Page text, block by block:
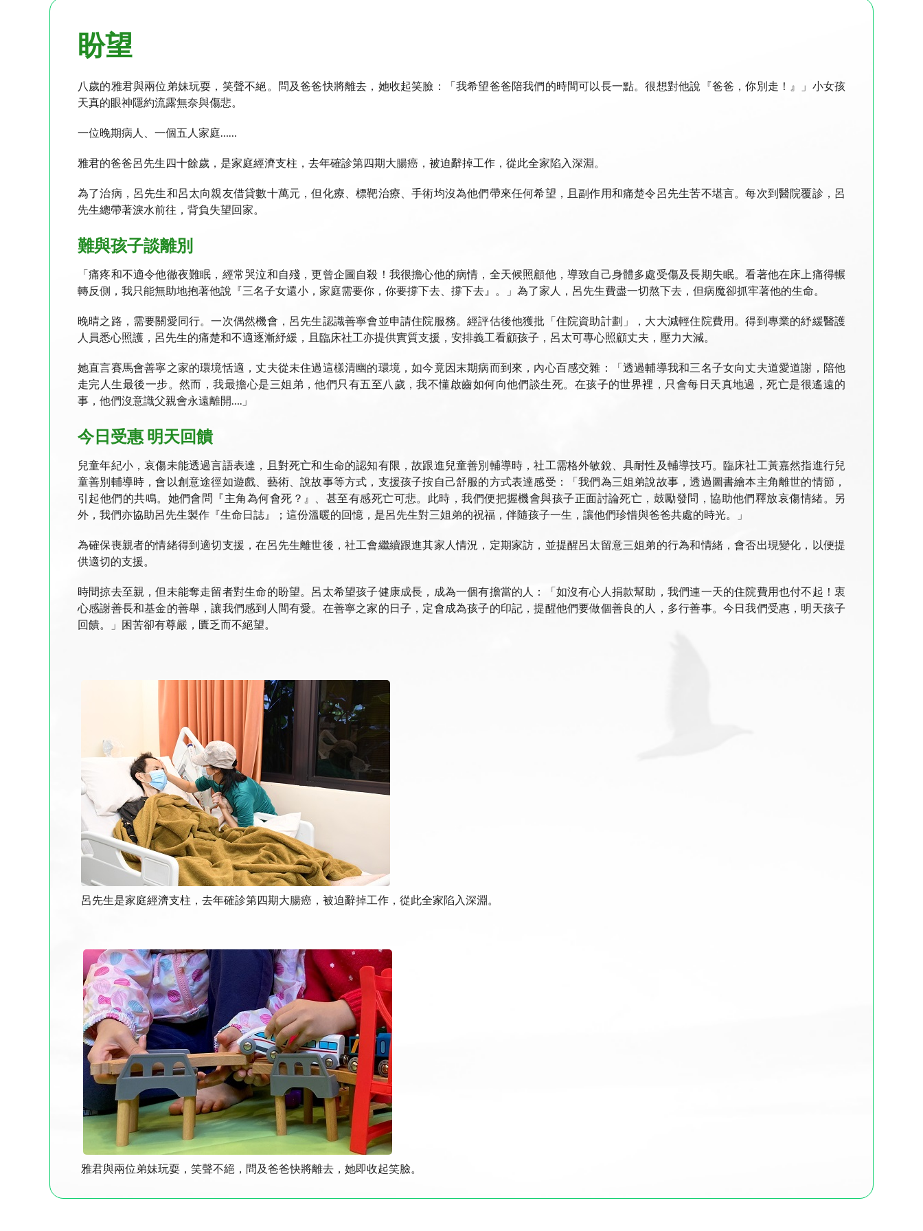
盼望
八歲的雅君與兩位弟妹玩耍，笑聲不絕。問及爸爸快將離去，她收起笑臉：「我希望爸爸陪我們的時間可以長一點。很想對他說『爸爸，你別走！』」小女孩
天真的眼神隱約流露無奈與傷悲。
一位晚期病人、一個五人家庭……
雅君的爸爸呂先生四十餘歲，是家庭經濟支柱，去年確診第四期大腸癌，被迫辭掉工作，從此全家陷入深淵。
為了治病，呂先生和呂太向親友借貸數十萬元，但化療、標靶治療、手術均沒為他們帶來任何希望，且副作用和痛楚令呂先生苦不堪言。每次到醫院覆診，呂
先生總帶著淚水前往，背負失望回家。
難與孩子談離別
「痛疼和不適令他徹夜難眠，經常哭泣和自殘，更曾企圖自殺！我很擔心他的病情，全天候照顧他，導致自己身體多處受傷及長期失眠。看著他在床上痛得輾
轉反側，我只能無助地抱著他說『三名子女還小，家庭需要你，你要撐下去、撐下去』。」為了家人，呂先生費盡一切熬下去，但病魔卻抓牢著他的生命。
晚晴之路，需要關愛同行。一次偶然機會，呂先生認識善寧會並申請住院服務。經評估後他獲批「住院資助計劃」，大大減輕住院費用。得到專業的紓緩醫護
人員悉心照護，呂先生的痛楚和不適逐漸紓緩，且臨床社工亦提供實質支援，安排義工看顧孩子，呂太可專心照顧丈夫，壓力大減。
她直言賽馬會善寧之家的環境恬適，丈夫從未住過這樣清幽的環境，如今竟因末期病而到來，內心百感交雜：「透過輔導我和三名子女向丈夫道愛道謝，陪他
走完人生最後一步。然而，我最擔心是三姐弟，他們只有五至八歲，我不懂啟齒如何向他們談生死。在孩子的世界裡，只會每日天真地過，死亡是很遙遠的
事，他們沒意識父親會永遠離開….」
今日受惠 明天回饋
兒童年紀小，哀傷未能透過言語表達，且對死亡和生命的認知有限，故跟進兒童善別輔導時，社工需格外敏銳、具耐性及輔導技巧。臨床社工黃嘉然指進行兒
童善別輔導時，會以創意途徑如遊戲、藝術、說故事等方式，支援孩子按自己舒服的方式表達感受：「我們為三姐弟說故事，透過圖書繪本主角離世的情節，
引起他們的共鳴。她們會問『主角為何會死？』、甚至有感死亡可悲。此時，我們便把握機會與孩子正面討論死亡，鼓勵發問，協助他們釋放哀傷情緒。另
外，我們亦協助呂先生製作『生命日誌』；這份溫暖的回憶，是呂先生對三姐弟的祝福，伴隨孩子一生，讓他們珍惜與爸爸共處的時光。」
為確保喪親者的情緒得到適切支援，在呂先生離世後，社工會繼續跟進其家人情況，定期家訪，並提醒呂太留意三姐弟的行為和情緒，會否出現變化，以便提
供適切的支援。
時間掠去至親，但未能奪走留者對生命的盼望。呂太希望孩子健康成長，成為一個有擔當的人：「如沒有心人捐款幫助，我們連一天的住院費用也付不起！衷
心感謝善長和基金的善舉，讓我們感到人間有愛。在善寧之家的日子，定會成為孩子的印記，提醒他們要做個善良的人，多行善事。今日我們受惠，明天孩子
回饋。」困苦卻有尊嚴，匱乏而不絕望。
呂先生是家庭經濟支柱，去年確診第四期大腸癌，被迫辭掉工作，從此全家陷入深淵。
雅君與兩位弟妹玩耍，笑聲不絕，問及爸爸快將離去，她即收起笑臉。